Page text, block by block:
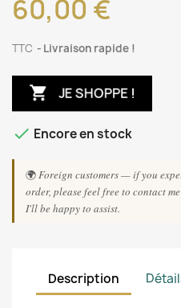
60,00 €
TTC Livraison rapide !
 JE SHOPPE !
 Encore en stock
🌍Foreign customers — if you
order, please feel free to contact
I'll be happy to assist.
Description